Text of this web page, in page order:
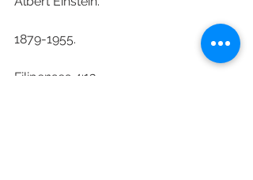
1879-1955.
Filipenses 4:13